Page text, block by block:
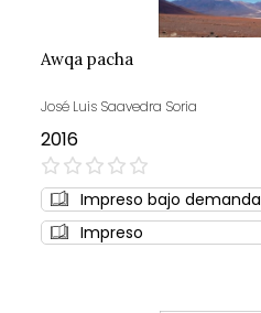
Awqa pacha
José Luis Saavedra Soria
2016
0%
Impreso bajo demanda
Impreso